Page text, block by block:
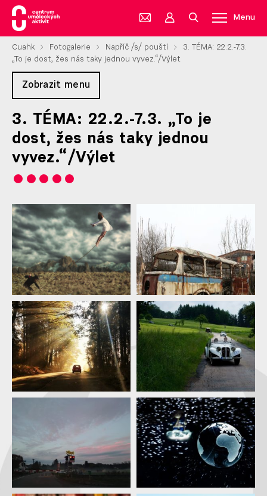
Menu
Cuahk Fotogalerie Napříč /s/ pouští
3. TÉMA: 22.2.-7.3.
„To je dost, žes nás taky jednou vyvez.“/Výlet
Zobrazit menu
3. TÉMA: 22.2.-7.3. „To je
dost, žes nás taky jednou
vyvez.“/Výlet